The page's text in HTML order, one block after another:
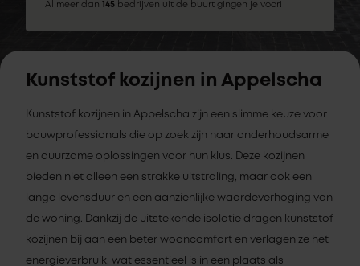
Al meer dan 145 bedrijven uit de buurt gingen je voor!
Kunststof kozijnen in Appelscha
Kunststof kozijnen in Appelscha zijn een slimme keuze voor
bouwprofessionals die op zoek zijn naar onderhoudsarme
en duurzame oplossingen voor hun klus. Deze kozijnen
bieden niet alleen een strakke uitstraling, maar ook een
lange levensduur en een aanzienlijke waardeverhoging van
de woning. Dankzij de uitstekende isolatie dragen kunststof
kozijnen bij aan een beter wooncomfort en verlagen ze het
energieverbruik, wat essentieel is in een plaats als